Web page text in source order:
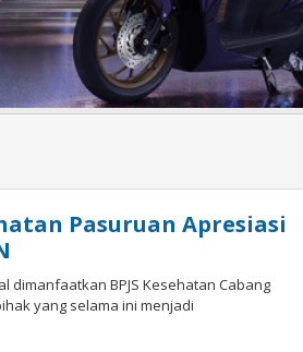
Pasuruan Apresiasi
dimanfaatkan BPJS Kesehatan Cabang
yang selama ini menjadi